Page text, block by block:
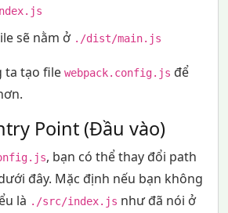
sẽ nằm ở ./dist/main.js
ta tạo file webpack.config.js để
Point (Đầu vào)
, bạn có thể thay đổi path
đây. Mặc định nếu bạn không
là ./src/index.js như đã nói ở